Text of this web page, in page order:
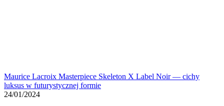
Maurice Lacroix Masterpiece Skeleton X Label Noir — cichy
luksus w futurystycznej formie
24/01/2024